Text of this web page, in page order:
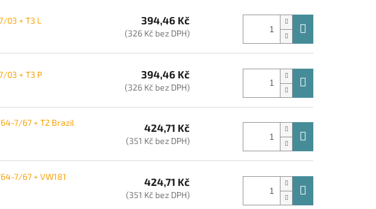
+ T3 L 394,46 Kč
(326 Kč bez DPH)
03 + T3 P 394,46 Kč
(326 Kč bez DPH)
7/67 + T2 Brazil
424,71 Kč
(351 Kč bez DPH)
7/67 + VW181
424,71 Kč
(351 Kč bez DPH)